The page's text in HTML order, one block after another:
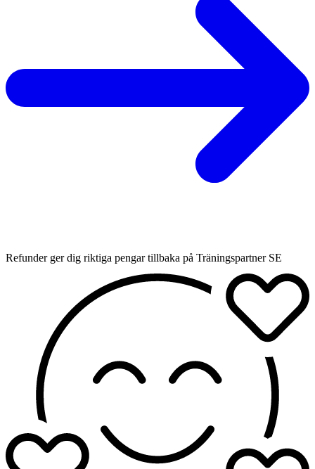
Refunder ger dig riktiga pengar tillbaka på Träningspartner SE